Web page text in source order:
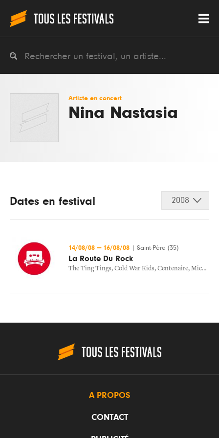
Artiste en concert
Nina Nastasia
Dates en festival 2008
14/08/08 — 16/08/08 Saint-Père (35)
La Route Du Rock
The Ting Tings, Cold War Kids, Centenaire, Micah P. Hinson
A PROPOS
CONTACT